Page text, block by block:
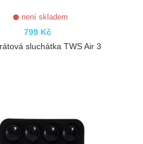
není skladem
799 Kč
sluchátka TWS Air 3